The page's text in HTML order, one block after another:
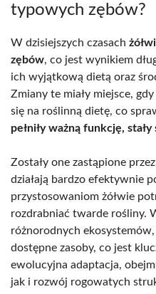
typowych zębów?
W dzisiejszych czasach
zębów, co jest wynikiem
ich wyjątkową dietą oraz
Zmiany te miały miejsce,
się na roślinną dietę, co
pełniły ważną funkcję, stały
Zostały one zastąpione przez
działają bardzo efektywnie
przystosowaniom żółwie
rozdrabniać twarde rośliny.
różnorodnych
dostępne zasoby, co jest
ewolucyjna adaptacja,
jak i rozwój rogowatych